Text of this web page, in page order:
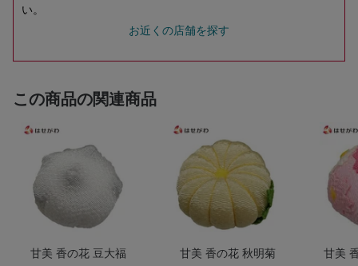
い。
お近くの店舗を探す
この商品の関連商品
甘美 香の花 豆大福 甘美 香の花 秋明菊 甘美